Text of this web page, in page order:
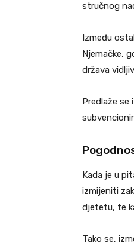
stručnog
Između
Njemačke,
država
Predlaže se
Kada je u
izmijeniti
djetetu, te
Tako se,